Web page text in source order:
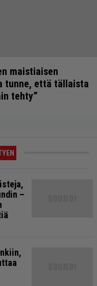
maistiaisen
tunne, että tällaista
tehty”
–